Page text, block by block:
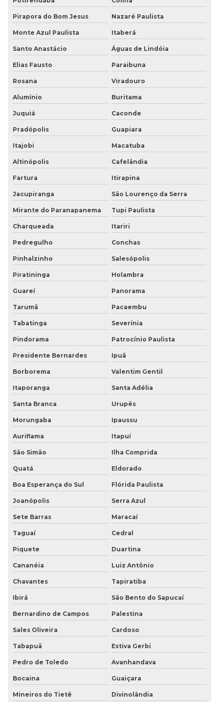
Pirapora do Bom Jesus Nazaré Paulista
Monte Azul Paulista Itaberá
Santo Anastácio Águas de Lindóia
Elias Fausto Paraibuna
Rosana Viradouro
Alumínio Buritama
Juquiá Caconde
Pradópolis Guapiara
Itajobi Macatuba
Altinópolis Cafelândia
Fartura Itirapina
Jacupiranga São Lourenço da Serra
Mirante do Paranapanema Tupi Paulista
Charqueada Itariri
Pedregulho Conchas
Pinhalzinho Salesópolis
Piratininga Holambra
Guareí Panorama
Tarumã Pacaembu
Tabatinga Severínia
Pindorama Patrocínio Paulista
Presidente Bernardes Ipuã
Borborema Valentim Gentil
Itaporanga Santa Adélia
Santa Branca Urupês
Morungaba Ipaussu
Auriflama Itapuí
São Simão Ilha Comprida
Quatá Eldorado
Boa Esperança do Sul Flórida Paulista
Joanópolis Serra Azul
Sete Barras Maracaí
Taguaí Cedral
Piquete Duartina
Cananéia Luiz Antônio
Chavantes Tapiratiba
Ibirá São Bento do Sapucaí
Bernardino de Campos Palestina
Sales Oliveira Cardoso
Tabapuã Estiva Gerbi
Pedro de Toledo Avanhandava
Bocaina Guaiçara
Mineiros do Tietê Divinolândia